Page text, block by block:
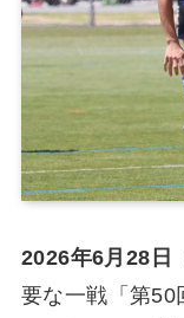
2026年6月28日
要な一戦「第50